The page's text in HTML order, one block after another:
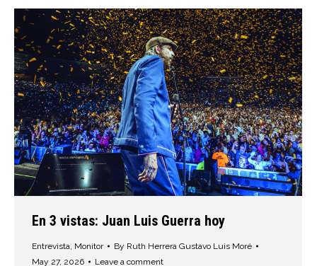
En 3 vistas: Juan Luis Guerra hoy
Entrevista, Monitor By Ruth Herrera Gustavo Luis Moré
May 27, 2026
Leave a comment